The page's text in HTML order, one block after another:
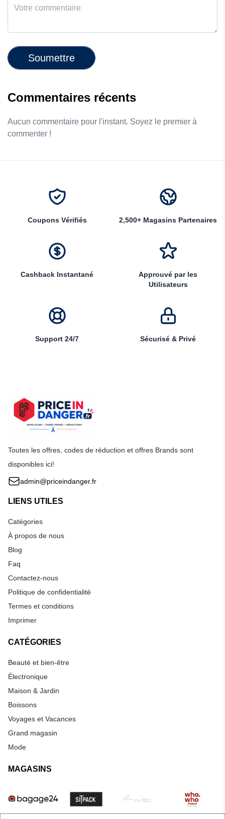
Soumettre
Commentaires récents
Aucun commentaire pour l'instant. Soyez le premier à
commenter !
Coupons Vérifiés 2,500+ Magasins Partenaires
Cashback Instantané
Approuvé par les
Utilisateurs
Support 24/7 Sécurisé & Privé
Toutes les offres, codes de réduction et offres Brands sont
disponibles ici!
admin@priceindanger.fr
LIENS UTILES
Catégories
À propos de nous
Blog
Faq
Contactez-nous
Politique de confidentialité
Termes et conditions
Imprimer
CATÉGORIES
Beauté et bien-être
Électronique
Maison & Jardin
Boissons
Voyages et Vacances
Grand magasin
Mode
MAGASINS